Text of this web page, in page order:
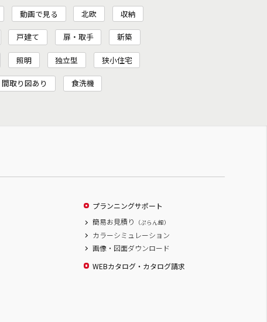
動画で見る 北欧 収納
戸建て 扉・取手 新築
照明 独立型 狭小住宅
間取り図あり 食洗機
プランニングサポート
簡易お見積り
（ぷらん館）
カラーシミュレーション
画像・図面ダウンロード
WEBカタログ・カタログ請求